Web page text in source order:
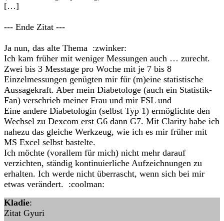
[…]
--- Ende Zitat ---
Ja nun, das alte Thema :zwinker:
Ich kam früher mit weniger Messungen auch … zurecht.
Zwei bis 3 Messtage pro Woche mit je 7 bis 8
Einzelmessungen genügten mir für (m)eine statistische
Aussagekraft. Aber mein Diabetologe (auch ein Statistik-
Fan) verschrieb meiner Frau und mir FSL und
Eine andere Diabetologin (selbst Typ 1) ermöglichte den
Wechsel zu Dexcom erst G6 dann G7. Mit Clarity habe ich
nahezu das gleiche Werkzeug, wie ich es mir früher mit
MS Excel selbst bastelte.
Ich möchte (vorallem für mich) nicht mehr darauf
verzichten, ständig kontinuierliche Aufzeichnungen zu
erhalten. Ich werde nicht überrascht, wenn sich bei mir
etwas verändert. :coolman:
Kladie:
Zitat Gyuri